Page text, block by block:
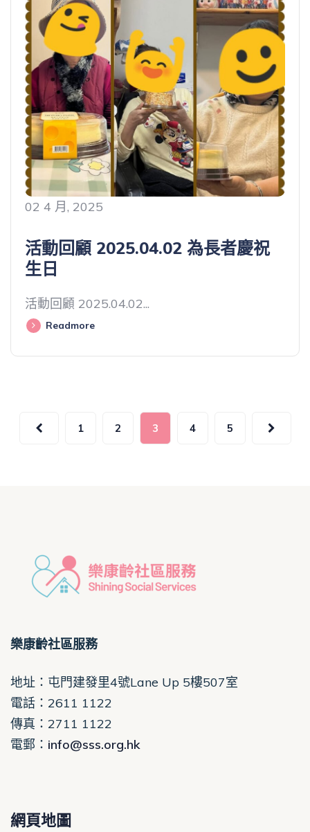
02 4 月, 2025
活動回顧 2025.04.02 為長者慶祝
生日
活動回顧 2025.04.02...
Readmore
文
1 2 3 4 5
樂康齡社區服務
地址：屯門建發里4號Lane Up 5樓507室
電話 ：2611 1122
傳真：2711 1122
電郵 ： info@sss.org.hk
網頁地圖